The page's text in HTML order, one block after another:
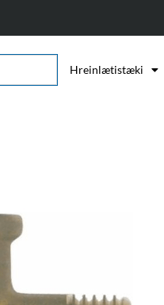
Hreinlætistæki